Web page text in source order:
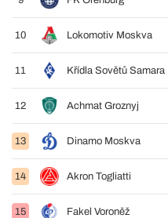
10 Lokomotiv Moskva
11 Křídla Sovětů Samara
12 Achmat Groznyj
13 Dinamo Moskva
14 Akron Togliatti
15 Fakel Voroněž